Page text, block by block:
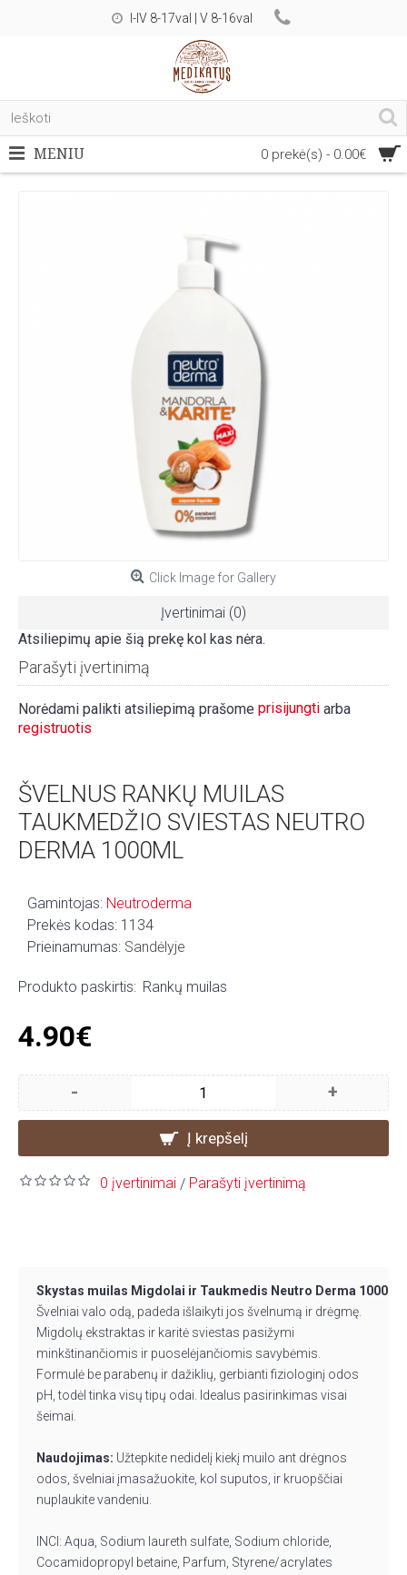
I-IV 8-17val | V 8-16val
0 prekė(s) - 0.00€
MENIU
Click Image for Gallery
Įvertinimai (0)
Atsiliepimų apie šią prekę kol kas nėra.
Parašyti įvertinimą
Norėdami palikti atsiliepimą prašome prisijungti arba
registruotis
ŠVELNUS RANKŲ MUILAS
TAUKMEDŽIO SVIESTAS NEUTRO
DERMA 1000ML
Gamintojas: Neutroderma
Prekės kodas: 1134
Prieinamumas: Sandėlyje
Produkto paskirtis: Rankų muilas
4.90€
- +
Į krepšelį
0 įvertinimai / Parašyti įvertinimą
Skystas muilas Migdolai ir Taukmedis Neutro Derma 1000ml
Švelniai valo odą, padeda išlaikyti jos švelnumą ir drėgmę.
Migdolų ekstraktas ir karitė sviestas pasižymi
minkštinančiomis ir puoselėjančiomis savybėmis.
Formulė be parabenų ir dažiklių, gerbianti fiziologinį odos
pH, todėl tinka visų tipų odai. Idealus pasirinkimas visai
šeimai.
Naudojimas: Užtepkite nedidelį kiekį muilo ant drėgnos
odos, švelniai įmasažuokite, kol suputos, ir kruopščiai
nuplaukite vandeniu.
INCI: Aqua, Sodium laureth sulfate, Sodium chloride,
Cocamidopropyl betaine, Parfum, Styrene/acrylates